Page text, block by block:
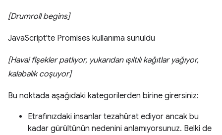
[Drumroll begins]
JavaScript'te Promises kullanıma sunuldu
[Havai fişekler patlıyor, yukarıdan ışıltılı kağıtlar yağıyor,
kalabalık coşuyor]
Bu noktada aşağıdaki kategorilerden birine girersiniz:
Etrafınızdaki insanlar tezahürat ediyor ancak bu
kadar gürültünün nedenini anlamıyorsunuz. Belki de